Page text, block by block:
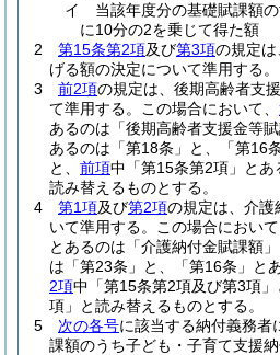
イ
当該年度分の基礎賦課額
に10分の2を乗じて得た額
2
第15条第2項及び第3項の規定は
げる額の決定について準用する。
3
前2項の規定は、後期高齢者支
て準用する。
この場合において、
あるのは「後期高齢者支援金等
あるのは「第18条」と、「第16
と、 前項中「第15条第2項」とあ
読み替えるものとする。
4
第1項及び第2項の規定は、介護
いて準用する。
この場合において
とあるのは「介護納付金賦課額
は「第23条」と、「第16条」と
2項中「第15条第2項及び第3項
項」と読み替えるものとする。
5
次の各号に該当する納付義務者
課額のうち子ども・子育て支援納